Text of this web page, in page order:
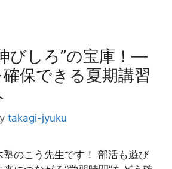
びしろ”の宝庫！―
保できる夏期講習
takagi-jyuku
塾のこう先生です！ 部活も遊び